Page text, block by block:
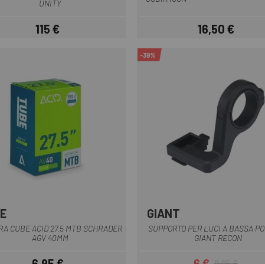
UNITY
Prezzo
115 € Prezzo
16,50 €
CUBE ACID 27.5 MTB SCHRADER
AGV 40MM
-39%
GIANT
SUPPORTO PER LUCI A BASSA
GIANT RECON